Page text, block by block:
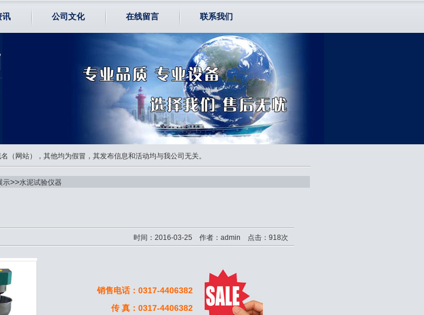
讯 公司文化 在线留言 联系我们
网站），其他均为假冒，其发布信息和活动均与我公司无关。
示>>水泥试验仪器
时间：2016-03-25 作者：admin 点击：918次
销售电话：0317-4406382
传 真：0317-4406382